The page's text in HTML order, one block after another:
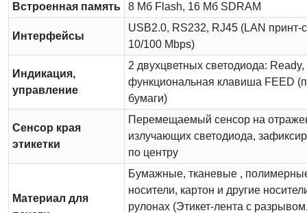
Встроенная память
8 Мб Flash, 16 Мб SDRAM
Интерфейсы
USB2.0, RS232, RJ45 (LAN принт-
10/100 Mbps)
Индикация,
управление
2 двухцветных светодиода:
функциональная клавиша FEED
бумаги)
Сенсор края
этикетки
Перемещаемый сенсор на
излучающих светодиода,
по центру
Материал для
Бумажные, тканевые ,
носители, картон и другие
рулонах (Этикет-лента с